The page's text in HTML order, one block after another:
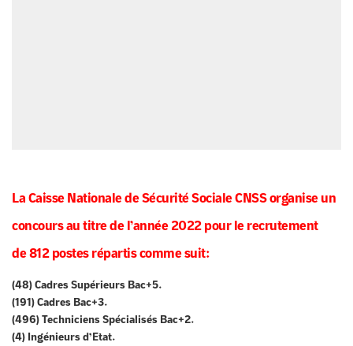
La Caisse Nationale de Sécurité SocialeCNSSorganise un
concours au titre de l’année 2022pour le recrutement
de812postes répartis comme suit:
(48) Cadres Supérieurs Bac+5.
(191) Cadres Bac+3.
(496) Techniciens Spécialisés Bac+2.
(4) Ingénieurs d’Etat.